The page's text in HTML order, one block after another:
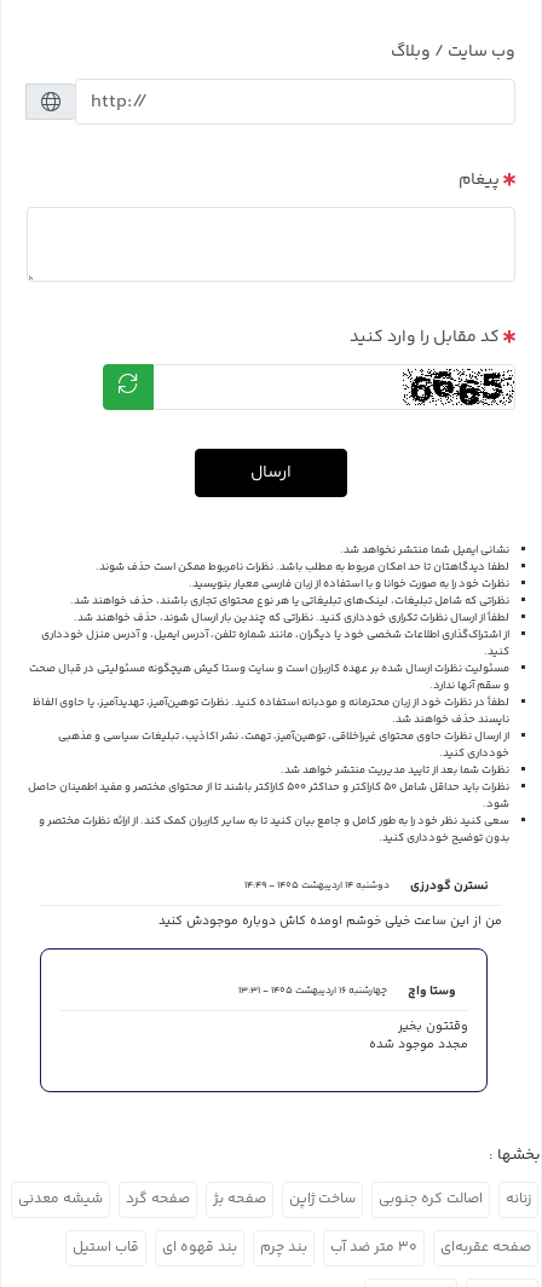
وب سایت / وبلاگ
پیغام
کد مقابل را وارد کنید
ارسال
نشانی ایمیل شما منتشر نخواهد شد.
لطفا دیدگاهتان تا حد امکان مربوط به مطلب باشد. نظرات نامربوط ممکن است حذف شوند.
نظرات خود را به صورت خوانا و با استفاده از زبان فارسی معیار بنویسید.
نظراتی که شامل تبلیغات، لینک‌های تبلیغاتی یا هر نوع محتوای تجاری باشند، حذف خواهند شد.
لطفاً از ارسال نظرات تکراری خودداری کنید. نظراتی که چندین بار ارسال شوند، حذف خواهند شد.
از اشتراک‌گذاری اطلاعات شخصی خود یا دیگران، مانند شماره تلفن، آدرس ایمیل، و آدرس منزل خودداری
کنید.
مسئولیت نظرات ارسال شده بر عهده کاربران است و سایت وستا کیش هیچگونه مسئولیتی در قبال صحت
و سقم آنها ندارد.
لطفاً در نظرات خود از زبان محترمانه و مودبانه استفاده کنید. نظرات توهین‌آمیز، تهدیدآمیز، یا حاوی الفاظ
ناپسند حذف خواهند شد.
از ارسال نظرات حاوی محتوای غیراخلاقی، توهین‌آمیز، تهمت، نشر اکاذیب، تبلیغات سیاسی و مذهبی
خودداری کنید.
نظرات شما بعد از تایید مدیریت منتشر خواهد شد.
نظرات باید حداقل شامل 50 کاراکتر و حداکثر 500 کاراکتر باشند تا از محتوای مختصر و مفید اطمینان حاصل
شود.
سعی کنید نظر خود را به طور کامل و جامع بیان کنید تا به سایر کاربران کمک کند.از ارائه نظرات مختصر و
بدون توضیح خودداری کنید.
نسترن گودرزی دوشنبه 14 اردیبهشت 1405 - 14:49
من از این ساعت خیلی خوشم اومده کاش دوباره موجودش کنید
وستا واچ چهارشنبه 16 اردیبهشت 1405 - 13:31
وقتتون بخیر
مجدد موجود شده
بخشها :
زنانه اصالت کره جنوبی ساخت ژاپن صفحه بژ صفحه گرد شیشه معدنی
صفحه عقربه‌ای ۳۰ متر ضد آب بند چرم بند قهوه ای قاب استیل